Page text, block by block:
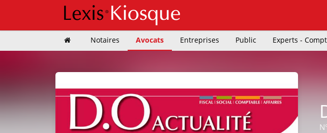
Notaires Avocats Entreprises Public Experts -